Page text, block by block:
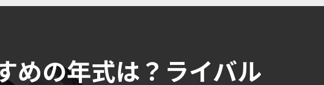
めの年式は？ライバル